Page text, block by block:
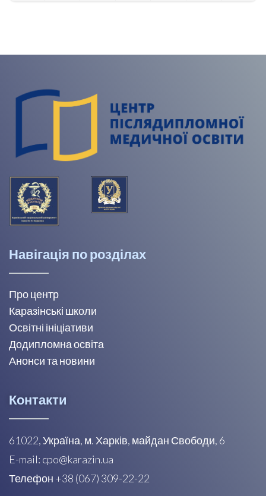
Навігація по розділах
Про центр
Каразінські школи
Освітні ініціативи
Додипломна освіта
Анонси та новини
Контакти
61022, Україна, м. Харків, майдан Свободи, 6
E-mail: cpo@karazin.ua
Телефон +38 (067) 309-22-22